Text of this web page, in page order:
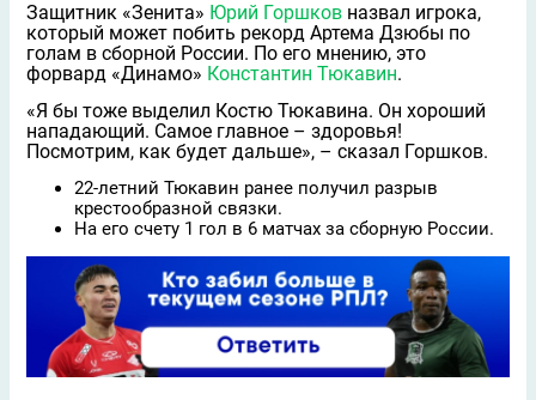
Защитник «Зенита» Юрий Горшков назвал игрока,
который может побить рекорд Артема Дзюбы по
голам в сборной России. По его мнению, это
форвард «Динамо» Константин Тюкавин.
«Я бы тоже выделил Костю Тюкавина. Он хороший
нападающий. Самое главное – здоровья!
Посмотрим, как будет дальше», – сказал Горшков.
22-летний Тюкавин ранее получил разрыв
крестообразной связки.
На его счету 1 гол в 6 матчах за сборную России.